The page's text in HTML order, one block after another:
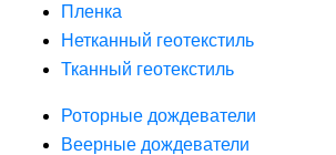
Пленка
Нетканный геотекстиль
Тканный геотекстиль
Роторные дождеватели
Веерные дождеватели